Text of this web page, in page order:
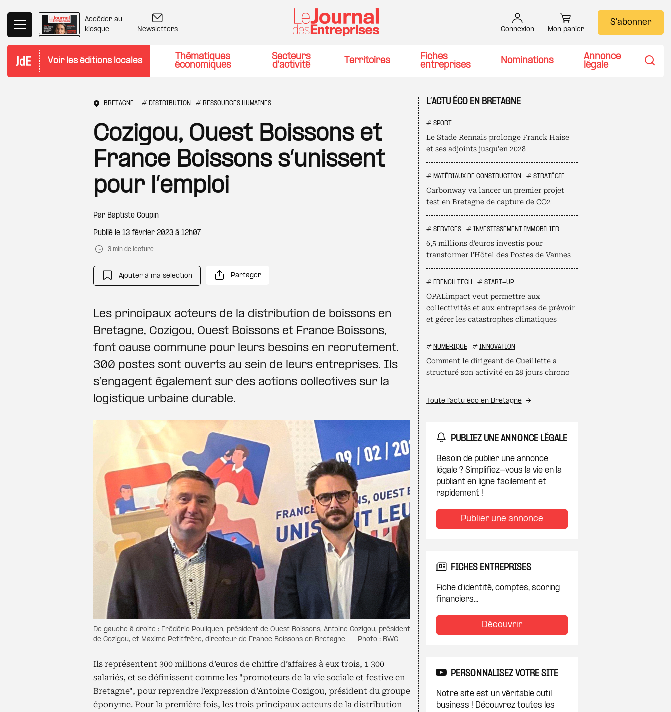
Accéder au
kiosque
Newsletters Connexion Mon panier
S'abonner
Voir les éditions locales
Thématiques
économiques
Secteurs
d'activité
Territoires
Fiches
entreprises
Nominations
Annonce
légale
BRETAGNE # DISTRIBUTION # RESSOURCES HUMAINES
Cozigou, Ouest Boissons et
France Boissons s’unissent
pour l’emploi
Par Baptiste Coupin
Publié le 13 février 2023 à 12h07
3 min de lecture
Ajouter à ma sélection Partager
Les principaux acteurs de la distribution de boissons en
Bretagne, Cozigou, Ouest Boissons et France Boissons,
font cause commune pour leurs besoins en recrutement.
300 postes sont ouverts au sein de leurs entreprises. Ils
s’engagent également sur des actions collectives sur la
logistique urbaine durable.
De gauche à droite : Frédéric Pouliquen, président de Ouest Boissons, Antoine Cozigou, président
de Cozigou, et Maxime Petitfrère, directeur de France Boissons en Bretagne — Photo : BWC
Ils représentent 300 millions d’euros de chiffre d’affaires à eux trois, 1 300
salariés, et se définissent comme les "promoteurs de la vie sociale et festive en
Bretagne", pour reprendre l’expression d’Antoine Cozigou, président du groupe
éponyme. Pour la première fois, les trois principaux acteurs de la distribution
L’ACTU ÉCO EN BRETAGNE
# SPORT
Le Stade Rennais prolonge Franck Haise
et ses adjoints jusqu’en 2028
# MATÉRIAUX DE CONSTRUCTION # STRATÉGIE
Carbonway va lancer un premier projet
test en Bretagne de capture de CO2
# SERVICES # INVESTISSEMENT IMMOBILIER
6,5 millions d'euros investis pour
transformer l'Hôtel des Postes de Vannes
# FRENCH TECH # START-UP
OPALimpact veut permettre aux
collectivités et aux entreprises de prévoir
et gérer les catastrophes climatiques
# NUMÉRIQUE # INNOVATION
Comment le dirigeant de Cueillette a
structuré son activité en 28 jours chrono
Toute l’actu éco en Bretagne
PUBLIEZ UNE ANNONCE LÉGALE
Besoin de publier une annonce
légale ? Simplifiez-vous la vie en la
publiant en ligne facilement et
rapidement !
Publier une annonce
FICHES ENTREPRISES
Fiche d'identité, comptes, scoring
financiers...
Découvrir
PERSONNALISEZ VOTRE SITE
Notre site est un véritable outil
business ! Découvrez toutes les